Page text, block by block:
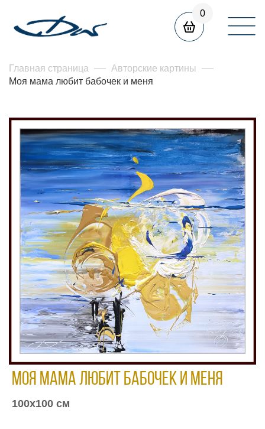
0
Главная страница
Авторские картины
Моя мама любит бабочек и меня
Моя мама любит бабочек и меня
100х100 см